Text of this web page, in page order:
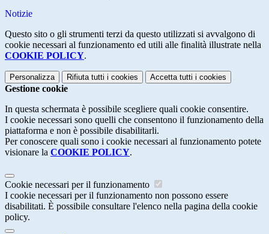
Notizie
Questo sito o gli strumenti terzi da questo utilizzati si avvalgono di
cookie necessari al funzionamento ed utili alle finalità illustrate nella
COOKIE POLICY.
Personalizza Rifiuta tutti i cookies Accetta tutti i cookies
Gestione cookie
In questa schermata è possibile scegliere quali cookie consentire.
I cookie necessari sono quelli che consentono il funzionamento della
piattaforma e non è possibile disabilitarli.
Per conoscere quali sono i cookie necessari al funzionamento potete
visionare la COOKIE POLICY.
Cookie necessari per il funzionamento
I cookie necessari per il funzionamento non possono essere
disabilitati. È possibile consultare l'elenco nella pagina della cookie
policy.